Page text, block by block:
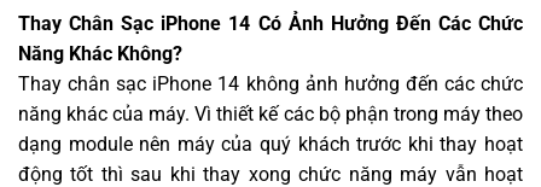
Thay Chân Sạc iPhone 14 Có Ảnh Hưởng Đến Các Chức
Năng Khác Không?
Thay chân sạc iPhone 14 không ảnh hưởng đến các chức
năng khác của máy. Vì thiết kế các bộ phận trong máy theo
dạng module nên máy của quý khách trước khi thay hoạt
động tốt thì sau khi thay xong chức năng máy vẫn hoạt